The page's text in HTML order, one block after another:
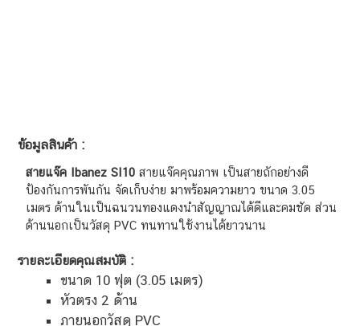
ข้อมูลสินค้า :
สายแจ๊ค Ibanez SI10 สายแจ๊คคุณภาพ เป็นสายถักอย่างดี
ป้องกันการพันกัน จัดเก็บง่าย มาพร้อมความยาว ขนาด 3.05
เมตร ด้านในเป็นฉนวนทองแดงนำสัญญาณได้ดีและคมชัด ส่วน
ด้านนอกเป็นวัสดุ PVC ทนทานใช้งานได้ยาวนาน
รายละเอียดคุณสมบัติ :
ขนาด 10 ฟุต (3.05 เมตร)
หัวตรง 2 ด้าน
ภายนอกวัสดุ PVC